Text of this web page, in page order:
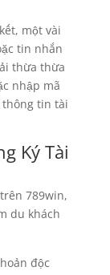
một vài
tin nhắn
thừa thừa
nhập mã
thông tin tài
Ký Tài
789win,
du khách
độc